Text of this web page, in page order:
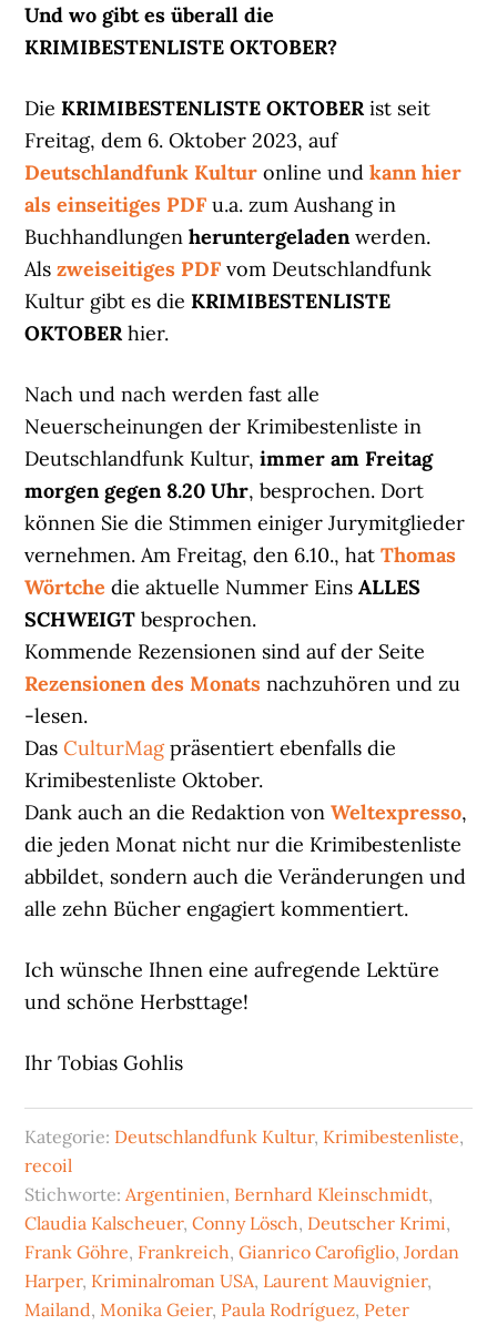
Und wo gibt es überall die
KRIMIBESTENLISTE OKTOBER?
DieKRIMIBESTENLISTE OKTOBERist seit
Freitag, dem 6. Oktober 2023, auf
Deutschlandfunk Kultur online undkann hier
als einseitiges PDF u.a. zum Aushang in
Buchhandlungenheruntergeladenwerden.
Alszweiseitiges PDF vom Deutschlandfunk
Kultur gibt es dieKRIMIBESTENLISTE
OKTOBERhier.
Nach und nach werden fast alle
Neuerscheinungen der Krimibestenliste in
Deutschlandfunk Kultur,immer am Freitag
morgen gegen 8.20 Uhr, besprochen. Dort
können Sie die Stimmen einiger Jurymitglieder
vernehmen. Am Freitag, den 6.10., hatThomas
Wörtche die aktuelle Nummer EinsALLES
SCHWEIGT besprochen.
Kommende Rezensionen sind auf der Seite
Rezensionen des Monatsnachzuhören und zu
-lesen.
DasCulturMagpräsentiert ebenfalls die
Krimibestenliste Oktober.
Dank auch an die Redaktion vonWeltexpresso,
die jeden Monat nicht nur die Krimibestenliste
abbildet, sondern auch die Veränderungen und
alle zehn Bücher engagiert kommentiert.
Ich wünsche Ihnen eine aufregende Lektüre
und schöne Herbsttage!
Ihr Tobias Gohlis
Kategorie: Deutschlandfunk Kultur, Krimibestenliste,
recoil
Stichworte: Argentinien, Bernhard Kleinschmidt,
Claudia Kalscheuer,Conny Lösch, Deutscher Krimi,
Frank Göhre, Frankreich,Gianrico Carofiglio,Jordan
Harper, Kriminalroman USA, Laurent Mauvignier,
Mailand, Monika Geier, Paula Rodríguez, Peter